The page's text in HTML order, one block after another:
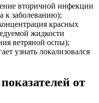
вторичной инфекции
к заболеванию);
красных
жидкости
ветряной оспы);
узнать локализовался
от